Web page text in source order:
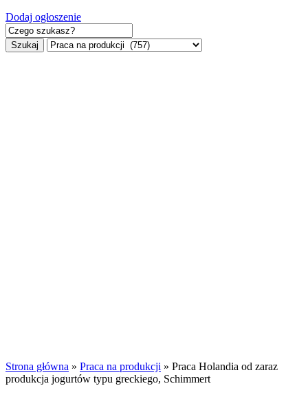
Dodaj ogłoszenie
Szukaj
Strona główna » Praca na produkcji » Praca Holandia od zaraz
produkcja jogurtów typu greckiego, Schimmert